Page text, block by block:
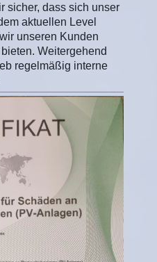
sicher, dass sich unser
aktuellen Level
unseren Kunden
Weitergehend
regelmäßig interne